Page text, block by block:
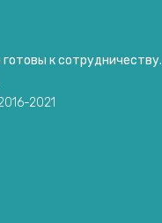
к сотрудничеству.
2021